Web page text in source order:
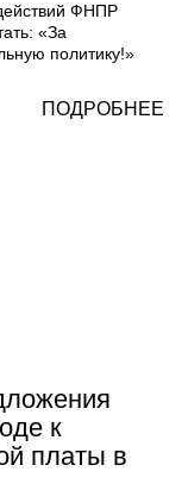
ФНПР
«За
политику!»
ПОДРОБНЕЕ
к
платы в